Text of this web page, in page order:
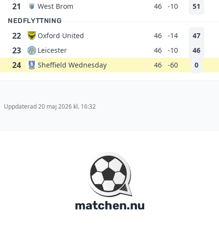
21 West Brom 46 -10 51
NEDFLYTTNING
22 Oxford United 46 -14 47
23 Leicester 46 -10 46
24 Sheffield Wednesday 46 -60 0
Uppdaterad 20 maj 2026 kl. 16:32
matchen.nu